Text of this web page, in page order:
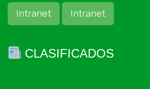
Intranet Intranet
CLASIFICADOS